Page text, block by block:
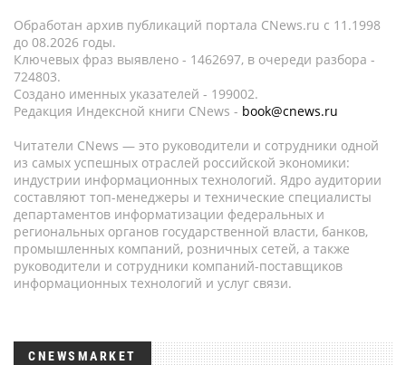
Обработан архив публикаций портала CNews.ru c 11.1998
до 08.2026 годы.
Ключевых фраз выявлено - 1462697, в очереди разбора -
724803.
Создано именных указателей - 199002.
Редакция Индексной книги CNews - book@cnews.ru
Читатели CNews — это руководители и сотрудники одной
из самых успешных отраслей российской экономики:
индустрии информационных технологий. Ядро аудитории
составляют топ-менеджеры и технические специалисты
департаментов информатизации федеральных и
региональных органов государственной власти, банков,
промышленных компаний, розничных сетей, а также
руководители и сотрудники компаний-поставщиков
информационных технологий и услуг связи.
CNEWSMARKET